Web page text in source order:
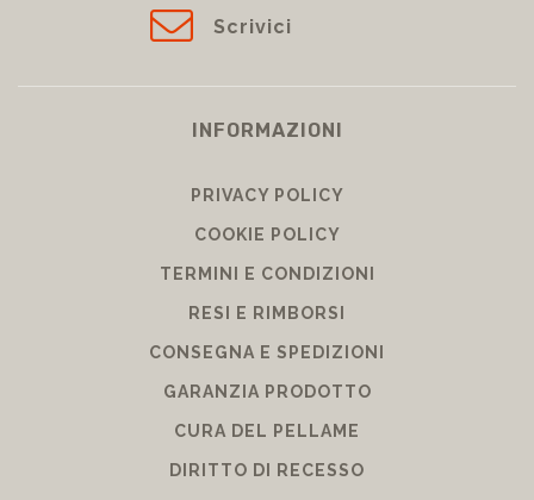
Scrivici
INFORMAZIONI
PRIVACY POLICY
COOKIE POLICY
TERMINI E CONDIZIONI
RESI E RIMBORSI
CONSEGNA E SPEDIZIONI
GARANZIA PRODOTTO
CURA DEL PELLAME
DIRITTO DI RECESSO